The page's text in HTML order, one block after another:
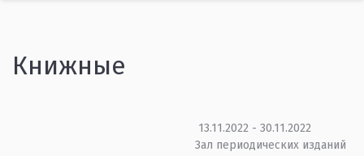
Книжные
13.11.2022 - 30.11.2022
Зал периодических изданий